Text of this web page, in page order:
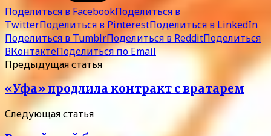
Поделиться в FacebookПоделиться в
TwitterПоделиться в PinterestПоделиться в LinkedIn
Поделиться в TumblrПоделиться в RedditПоделиться
ВКонтактеПоделиться по Email
Предыдущая статья
«Уфа» продлила контракт с вратарем
Следующая статья